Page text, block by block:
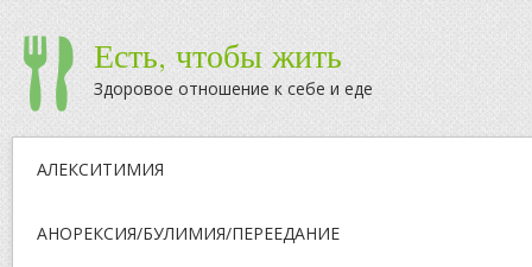
Есть, чтобы жить
Здоровое отношение к себе и еде
АЛЕКСИТИМИЯ
АНОРЕКСИЯ/БУЛИМИЯ/ПЕРЕЕДАНИЕ